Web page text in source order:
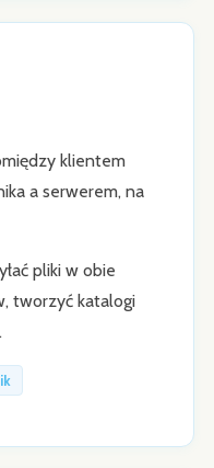
klientem
a serwerem, na
pliki w obie
tworzyć katalogi